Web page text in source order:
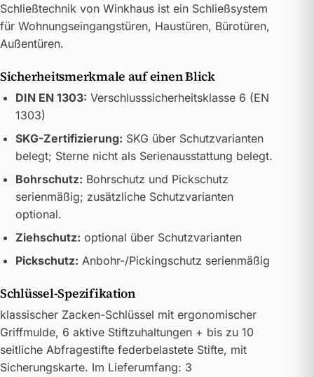
Schließtechnik von Winkhaus ist ein Schließsystem
für Wohnungseingangstüren, Haustüren, Bürotüren,
Außentüren.
Sicherheitsmerkmale auf einen Blick
DIN EN 1303: Verschlusssicherheitsklasse 6 (EN
1303)
SKG-Zertifizierung: SKG über Schutzvarianten
belegt; Sterne nicht als Serienausstattung belegt.
Bohrschutz: Bohrschutz und Pickschutz
serienmäßig; zusätzliche Schutzvarianten
optional.
Ziehschutz: optional über Schutzvarianten
Pickschutz: Anbohr-/Pickingschutz serienmäßig
Schlüssel-Spezifikation
klassischer Zacken-Schlüssel mit ergonomischer
Griffmulde, 6 aktive Stiftzuhaltungen + bis zu 10
seitliche Abfragestifte federbelastete Stifte, mit
Sicherungskarte. Im Lieferumfang: 3